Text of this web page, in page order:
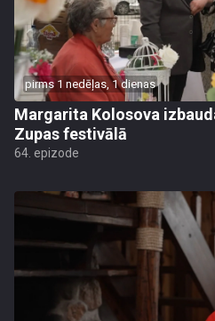
pirms 1 nedēļas, 1 dienas
Margarita Kolosova
Zupas festivālā
64. epizode